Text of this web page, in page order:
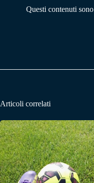
Questi contenuti
Articoli correlati